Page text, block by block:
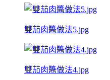
雙茄肉醬做法5.jpg
雙茄肉醬做法4.jpg